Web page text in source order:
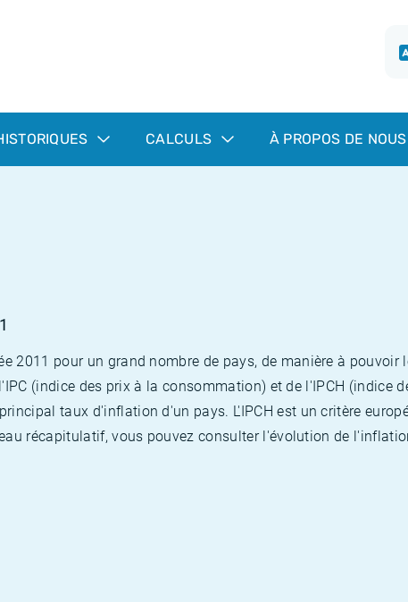
CALCULS À PROPOS DE NOUS
2011 pour un grand nombre de pays, de manière à pouvoir
(indice des prix à la consommation) et de l'IPCH (indice
taux d'inflation d'un pays. L'IPCH est un critère
récapitulatif, vous pouvez consulter l'évolution de